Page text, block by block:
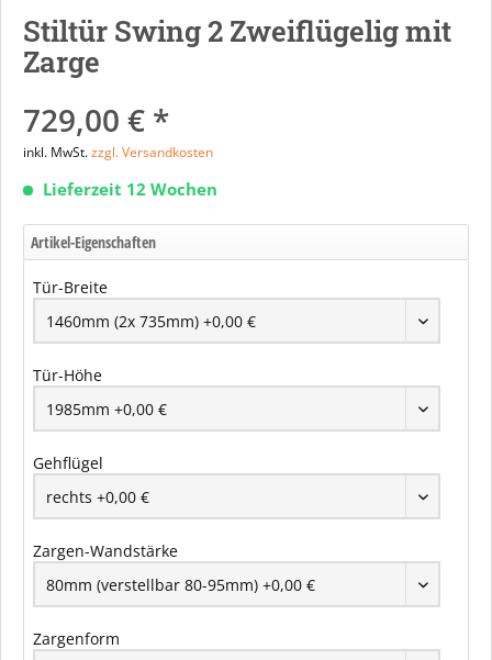
Stiltür Swing 2 Zweiflügelig mit
Zarge
729,00 € *
inkl. MwSt.zzgl. Versandkosten
Lieferzeit 12 Wochen
Artikel-Eigenschaften
Tür-Breite
Tür-Höhe
Gehflügel
Zargen-Wandstärke
Zargenform